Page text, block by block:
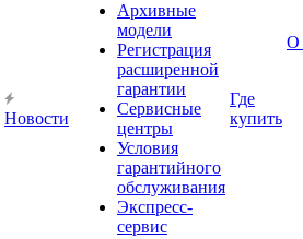
Новости
Архивные
модели
Регистрация
расширенной
гарантии
Сервисные
центры
Условия
гарантийного
обслуживания
Экспресс-
сервис
Где
купить
О